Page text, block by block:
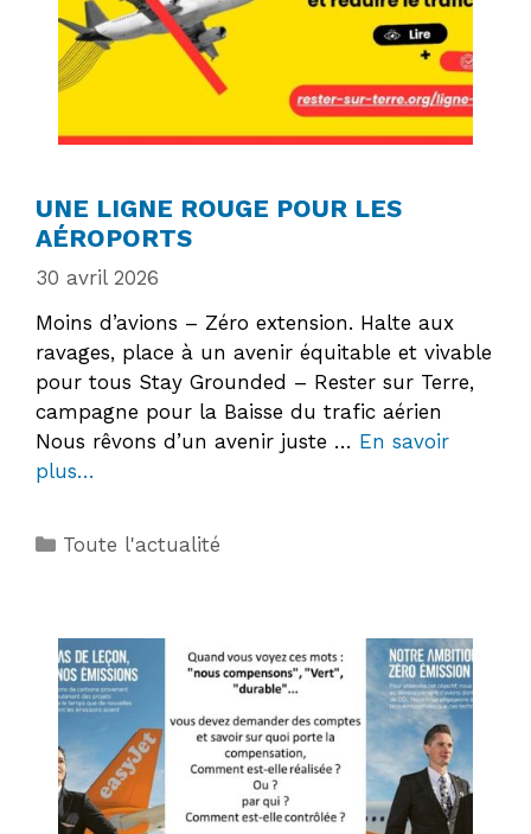
UNE LIGNE ROUGE POUR LES
AÉROPORTS
30 avril 2026
Moins d’avions – Zéro extension. Halte aux
ravages, place à un avenir équitable et vivable
pour tous Stay Grounded – Rester sur Terre,
campagne pour la Baisse du trafic aérien
Nous rêvons d’un avenir juste … En savoir
plus…
Catégories
Toute l'actualité